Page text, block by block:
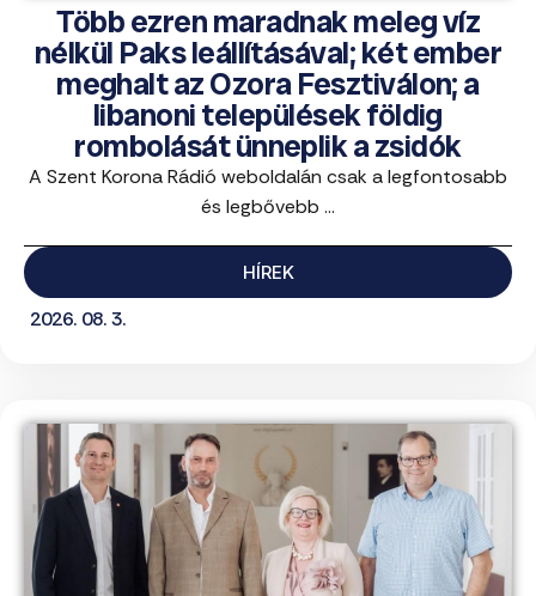
Több ezren maradnak meleg víz
nélkül Paks leállításával; két ember
meghalt az Ozora Fesztiválon; a
libanoni települések földig
rombolását ünneplik a zsidók
A Szent Korona Rádió weboldalán csak a legfontosabb
és legbővebb ...
HÍREK
2026. 08. 3.